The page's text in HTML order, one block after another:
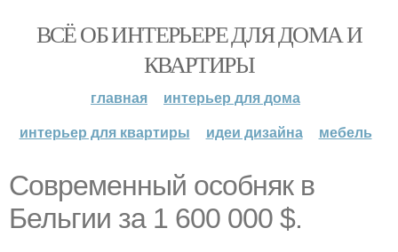
ВСЁ ОБ ИНТЕРЬЕРЕ ДЛЯ ДОМА И
КВАРТИРЫ
главная
интерьер для дома
интерьер для квартиры
идеи дизайна мебель
Современный особняк в
Бельгии за 1 600 000 $.